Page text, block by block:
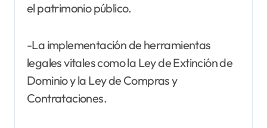
el patrimonio público.
-La implementación de herramientas
legales vitales como la Ley de Extinción de
Dominio y la Ley de Compras y
Contrataciones.